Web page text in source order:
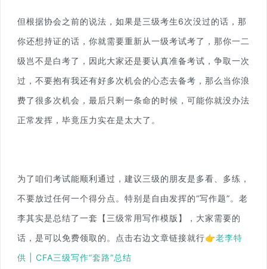
但根据协会之前的说法，如果是三级考生6次没过的话，那
你还想持证的话，你就需要重新从一级考试考了，那你一二
级岂不是白考了，因此大家还是要认真准备考试，争取一次
过，不要抱有我还有好多次机会的心态去备考，那么当你浪
费了很多次机会，最后只剩一条命的时候，可能你就没办法
正常发挥，毕竟压力实在是太大了。
为了咱们考试能顺利通过，建议三级的朋友是多看、多练，
不要放过任何一个得分点。特别是自由发挥的“写作题”。老
李其实是总结了一套【三级常用写作模版】，大家需要的
话，是可以免费领取的。点击右边文章链接就行👉老李特
供 | CFA三级写作“套路”总结